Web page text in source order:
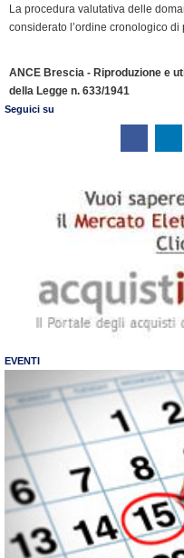
La procedura valutativa delle
considerato l’ordine cronologico di
ANCE Brescia - Riproduzione e
della Legge n. 633/1941
Seguici su
EVENTI